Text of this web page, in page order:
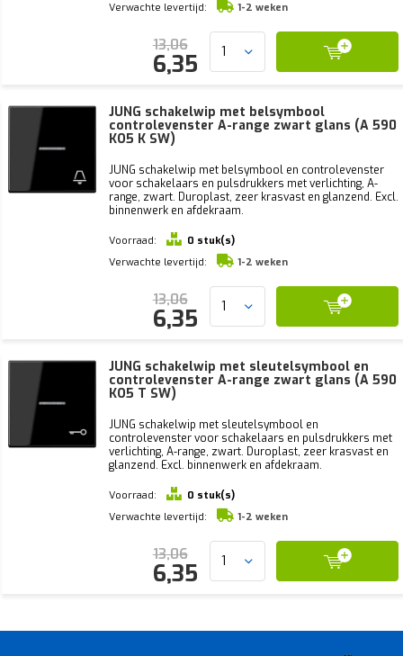
Verwachte levertijd:
1-2 weken
13,06
6,35
JUNG schakelwip met belsymbool
controlevenster A-range zwart glans (A 590
KO5 K SW)
JUNG schakelwip met belsymbool en controlevenster
voor schakelaars en pulsdrukkers met verlichting, A-
range, zwart. Duroplast, zeer krasvast en glanzend. Excl.
binnenwerk en afdekraam.
Voorraad:
0 stuk(s)
Verwachte levertijd:
1-2 weken
13,06
6,35
JUNG schakelwip met sleutelsymbool en
controlevenster A-range zwart glans (A 590
KO5 T SW)
JUNG schakelwip met sleutelsymbool en
controlevenster voor schakelaars en pulsdrukkers met
verlichting, A-range, zwart. Duroplast, zeer krasvast en
glanzend. Excl. binnenwerk en afdekraam.
Voorraad:
0 stuk(s)
Verwachte levertijd:
1-2 weken
13,06
6,35